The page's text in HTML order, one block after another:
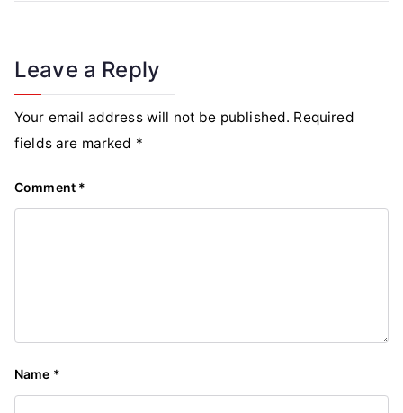
Leave a Reply
Your email address will not be published. Required
fields are marked *
Comment *
Name *